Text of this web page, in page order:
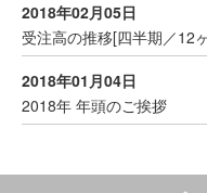
2018年02月05日
受注高の推移[四半期／12
2018年01月04日
2018年 年頭のご挨拶